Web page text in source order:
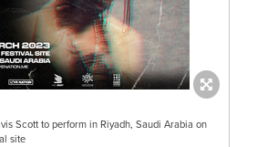
Scott to perform in Riyadh, Saudi Arabia on
site